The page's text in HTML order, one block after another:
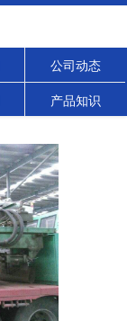
公司动态
产品知识